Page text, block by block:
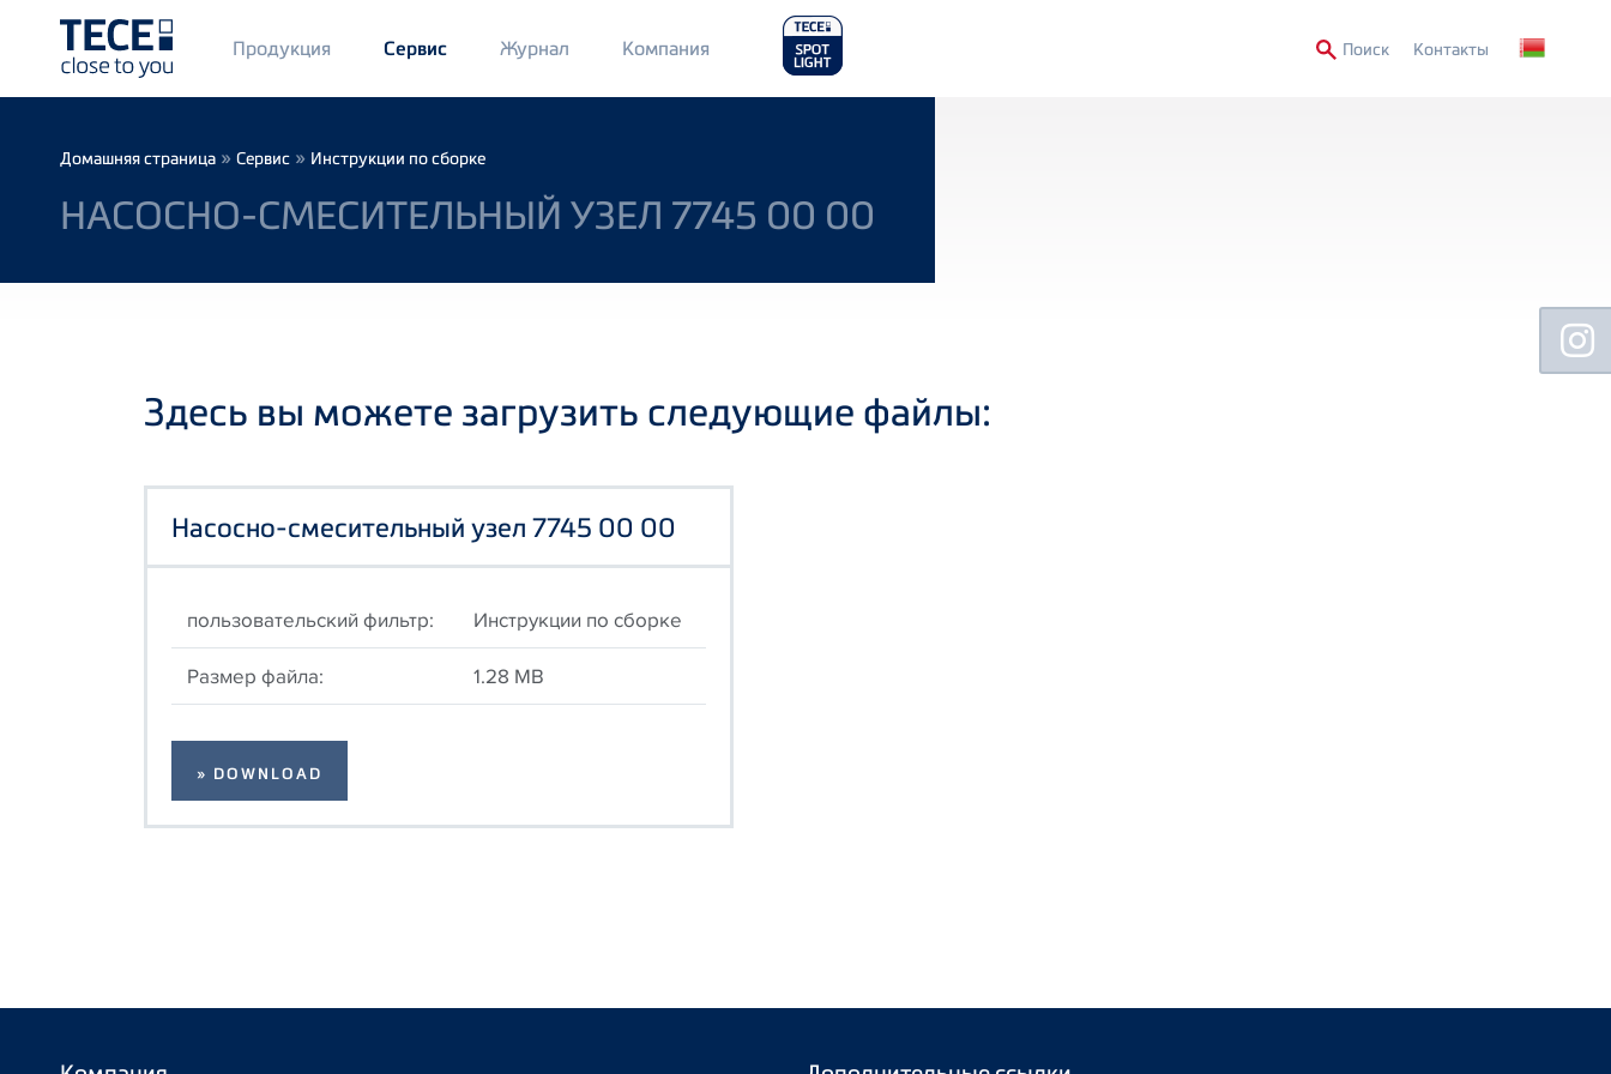
Main
Menü
1
Продукция Сервис Журнал Main
Menu
2
Компания ПоискSecondary
Контакты
Breadcrumb
Домашняя страница » Сервис » Инструкции по сборке
НАСОСНО-СМЕСИТЕЛЬНЫЙ УЗЕЛ 7745 00 00
Здесь вы можете загрузить следующие файлы:
Насосно-смесительный узел 7745 00 00
пользовательский фильтр:
Инструкции по сборке
Размер файла:
1.28 MB
» DOWNLOAD
Floating